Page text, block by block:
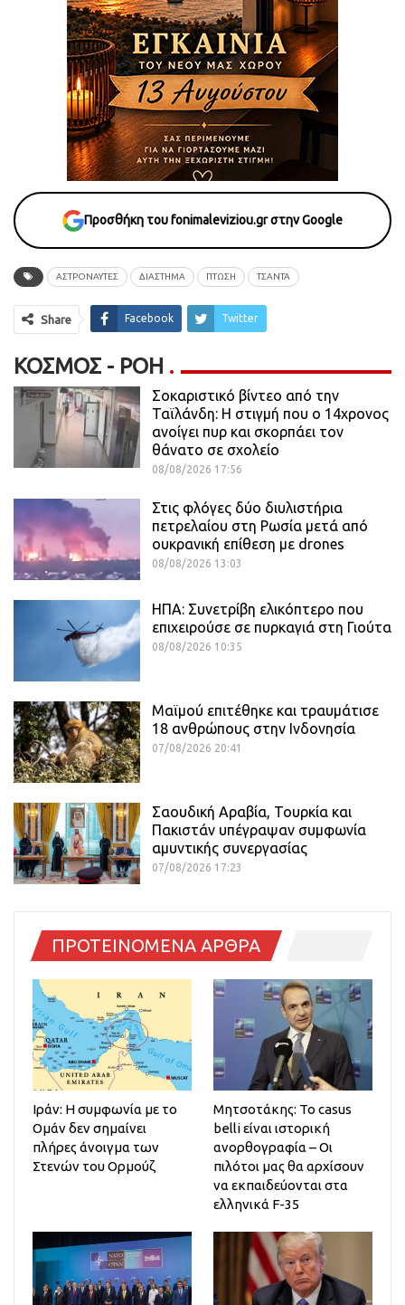
Προσθήκη του fonimaleviziou.gr στην Google
ΑΣΤΡΟΝΑΥΤΕΣ ΔΙΑΣΤΗΜΑ ΠΤΩΣΗ ΤΣΑΝΤΑ
Share Facebook Twitter
ΚΌΣΜΟΣ - ΡΟΗ
Σοκαριστικό βίντεο από την
Ταϊλάνδη: Η στιγμή που ο 14χρονος
ανοίγει πυρ και σκορπάει τον
θάνατο σε σχολείο
08/08/2026 17:56
Στις φλόγες δύο διυλιστήρια
πετρελαίου στη Ρωσία μετά από
ουκρανική επίθεση με drones
08/08/2026 13:03
ΗΠΑ: Συνετρίβη ελικόπτερο που
επιχειρούσε σε πυρκαγιά στη Γιούτα
08/08/2026 10:35
Μαϊμού επιτέθηκε και τραυμάτισε
18 ανθρώπους στην Ινδονησία
07/08/2026 20:41
Σαουδική Αραβία, Τουρκία και
Πακιστάν υπέγραψαν συμφωνία
αμυντικής συνεργασίας
07/08/2026 17:23
ΠΡΟΤΕΙΝΟΜΕΝΑ ΑΡΘΡΑ
Ιράν: Η συμφωνία με το
Ομάν δεν σημαίνει
πλήρες άνοιγμα των
Στενών του Ορμούζ
Μητσοτάκης: Το casus
belli είναι ιστορική
ανορθογραφία – Οι
πιλότοι μας θα αρχίσουν
να εκπαιδεύονται στα
ελληνικά F-35